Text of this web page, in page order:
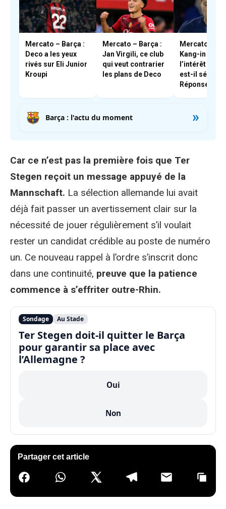
Mercato – Barça :
Deco a les yeux
rivés sur Eli Junior
Kroupi
Mercato – Barça :
Jan Virgili, ce club
qui veut contrarier
les plans de Deco
Mercato –
Kang-in Lee,
l’intérêt du
est-il sérieux
Réponse
Barça : l'actu du moment »
Car ce n’est pas la première fois que Ter
Stegen reçoit un message appuyé de la
Mannschaft. La sélection allemande lui avait
déjà fait passer un avertissement clair sur la
nécessité de jouer régulièrement s’il voulait
rester un candidat crédible au poste de numéro
un. Ce nouveau rappel à l’ordre s’inscrit donc
dans une continuité, preuve que la patience
commence à s’effriter outre-Rhin.
Sondage Au Stade
Ter Stegen doit-il quitter le Barça
pour garantir sa place avec
l’Allemagne ?
Oui
Non
Partager cet article